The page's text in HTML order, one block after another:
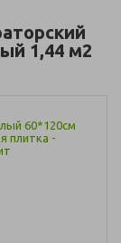
1,44 м2